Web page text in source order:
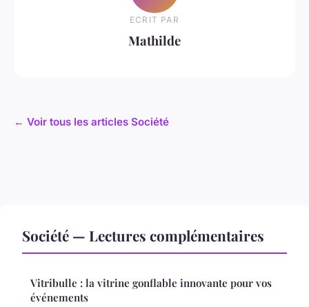
ECRIT PAR
Mathilde
← Voir tous les articles Société
Société — Lectures complémentaires
Vitribulle : la vitrine gonflable innovante pour vos
événements